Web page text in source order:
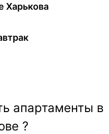
Харькова
апартаменты в
?